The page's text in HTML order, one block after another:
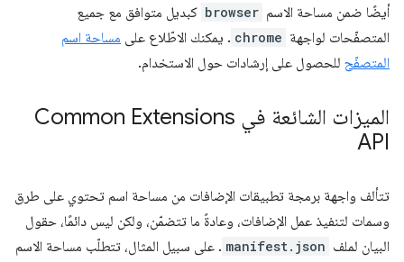
أيضًا ضمن مساحة الاسم browser كبديل متوافق مع جميع
المتصفّحات لواجهة chrome . يمكنك الاطّلاع على مساحة اسم
المتصفّح للحصول على إرشادات حول الاستخدام.
الميزات الشائعة في Common Extensions
API
تتألف واجهة برمجة تطبيقات الإضافات من مساحة اسم تحتوي على طرق
وسمات لتنفيذ عمل الإضافات، وعادةً ما تتضمّن، ولكن ليس دائمًا، حقول
البيان لملف manifest.json . على سبيل المثال، تتطلّب مساحة الاسم